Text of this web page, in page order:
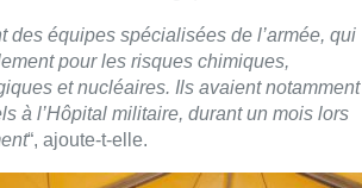
ligne de désinfection d’ambulances à
de l’avenue de l’Héliport, et une autre à
ligne sera opérationnelle 24h/24 et
n’étaient pas encore arrivées à